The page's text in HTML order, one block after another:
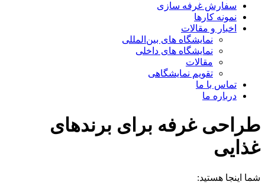
سفارش غرفه سازی
نمونه کارها
اخبار و مقالات
نمایشگاه های بین‌المللی
نمایشگاه های داخلی
مقالات
تقویم نمایشگاهی
تماس با ما
درباره ما
طراحی غرفه برای برندهای
غذایی
شما اینجا هستید: